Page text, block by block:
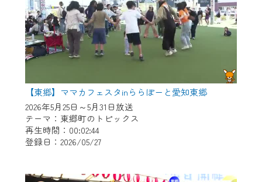
【東郷】ママカフェスタinららぽーと愛知東郷
2026年5月25日～5月31日放送
テーマ：東郷町のトピックス
再生時間：00:02:44
登録日：2026/05/27